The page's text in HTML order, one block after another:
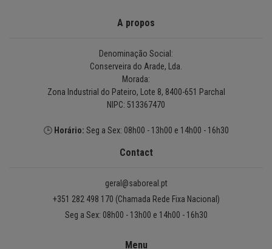
A propos
Denominação Social:
Conserveira do Arade, Lda.
Morada:
Zona Industrial do Pateiro, Lote 8, 8400-651 Parchal
NIPC: 513367470
🕒 Horário: Seg a Sex: 08h00 - 13h00 e 14h00 - 16h30
Contact
geral@saboreal.pt
+351 282 498 170 (Chamada Rede Fixa Nacional)
Seg a Sex: 08h00 - 13h00 e 14h00 - 16h30
Menu